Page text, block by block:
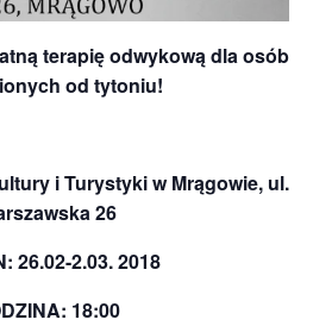
terapię odwykową dla osób
od tytoniu!
i Turystyki w Mrągowie, ul.
26
26.02-2.03. 2018
18:00